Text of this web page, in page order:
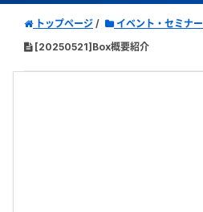
トップページ
イベント・セミナー
[20250521]Box概要紹介